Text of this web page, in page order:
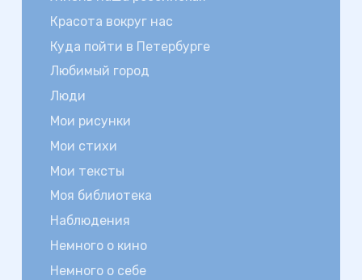
Красота вокруг нас
Куда пойти в Петербурге
Любимый город
Люди
Мои рисунки
Мои стихи
Мои тексты
Моя библиотека
Наблюдения
Немного о кино
Немного о себе